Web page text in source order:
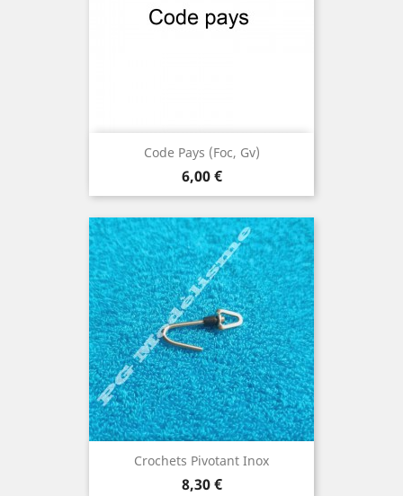
Code Pays (Foc, Gv)
Prix
6,00 €
Crochets Pivotant Inox
Prix
8,30 €